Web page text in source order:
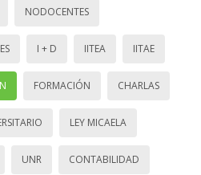
NODOCENTES
I + D IITEA IITAE
FORMACIÓN CHARLAS
LEY MICAELA
UNR CONTABILIDAD